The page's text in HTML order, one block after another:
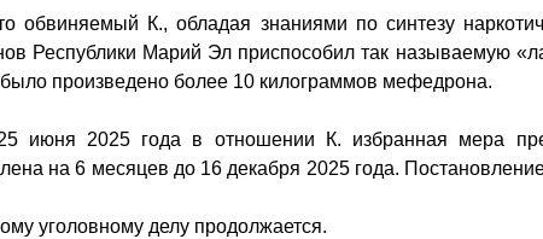
обвиняемый К., обладая знаниями по синтезу
Республики Марий Эл приспособил так называемую
произведено более 10 килограммов мефедрона.
июня 2025 года в отношении К. избранная мера
на 6 месяцев до 16 декабря 2025 года.
уголовному делу продолжается.